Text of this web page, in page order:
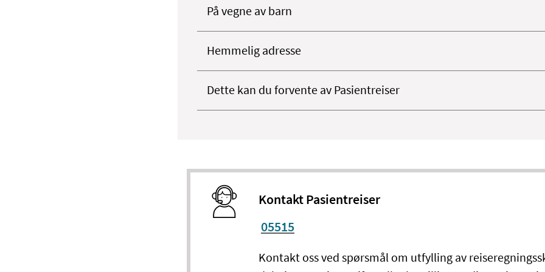
På vegne av barn
Hemmelig adresse
Dette kan du forvente av Pasientreiser
Kontakt Pasientreiser
05515
Kontakt oss ved spørsmål om utfylling av